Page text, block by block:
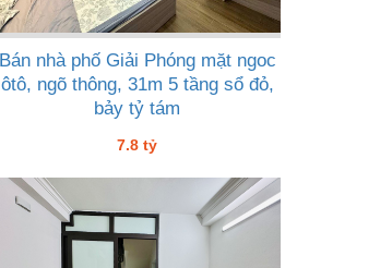
Bán nhà phố Giải Phóng mặt ngoc
ôtô, ngõ thông, 31m 5 tầng sổ đỏ,
bảy tỷ tám
7.8 tỷ